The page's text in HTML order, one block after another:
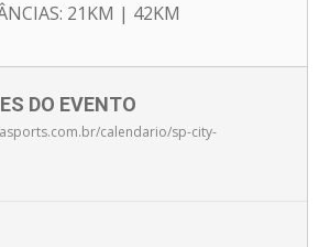
21KM | 42KM
DO EVENTO
calendario/sp-city-